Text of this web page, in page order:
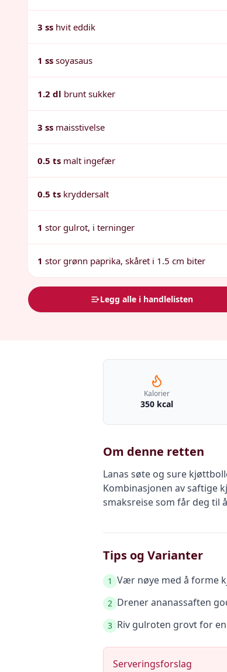
3 ss hvit eddik
1 ss soyasaus
1.2 dl brunt sukker
3 ss maisstivelse
0.5 ts malt ingefær
0.5 ts kryddersalt
1 stor gulrot, i terninger
1 stor grønn paprika, skåret i 1.5 cm biter
Legg alle i handlelisten
Kalorier
350 kcal
Om denne retten
Lanas søte og sure
Kombinasjonen av saftige
smaksreise som får deg til
Tips og Varianter
1 Vær nøye med å forme
2 Drener ananassaften
3 Riv gulroten grovt for
Serveringsforslag